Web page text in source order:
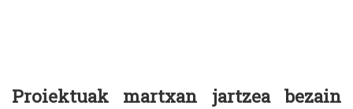
Proiektuak martxan jartzea bezain